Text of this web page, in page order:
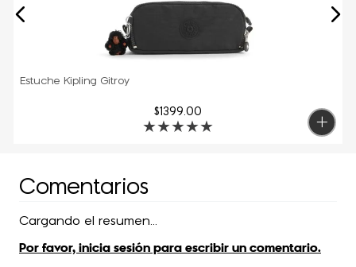
Estuche Kipling Gitroy
$1399.00
★★★★★
Comentarios
Cargando el resumen…
Por favor, inicia sesión para escribir un comentario.